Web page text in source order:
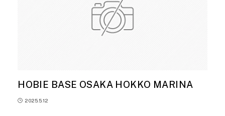
HOBIE BASE OSAKA HOKKO MARINA
2025.5.12